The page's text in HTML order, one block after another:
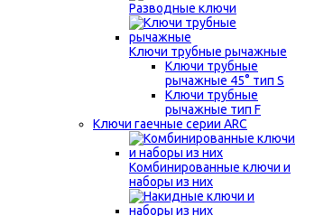
Разводные ключи
Ключи трубные рычажные
Ключи трубные
рычажные 45° тип S
Ключи трубные
рычажные тип F
Ключи гаечные серии ARC
Комбинированные ключи и
наборы из них